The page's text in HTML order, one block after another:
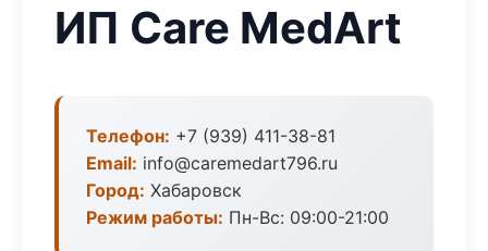
ИП Care MedArt
Телефон: +7 (939) 411-38-81
Email: info@caremedart796.ru
Город: Хабаровск
Режим работы: Пн-Вс: 09:00-21:00